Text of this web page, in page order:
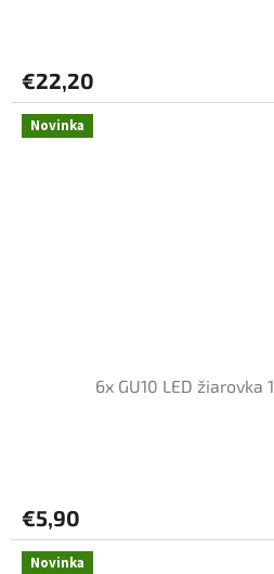
€22,20
Novinka
6x GU10 LED žiarovka
€5,90
Novinka